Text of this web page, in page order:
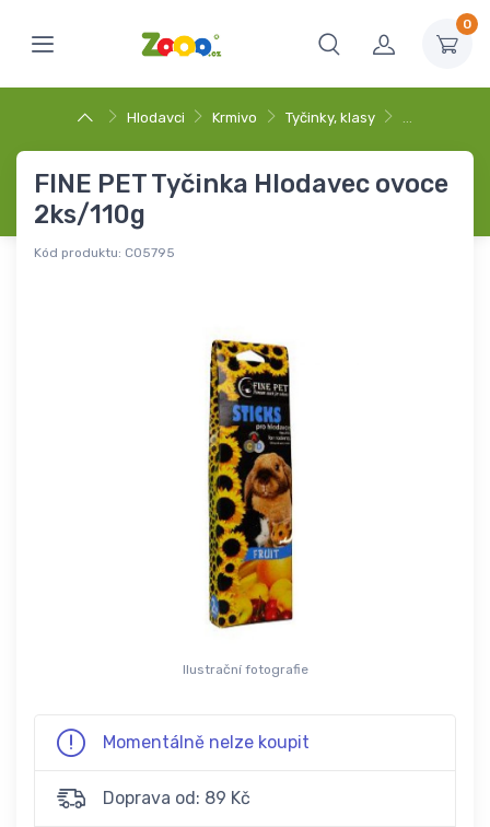
0
Hlodavci Krmivo Tyčinky, klasy …
FINE PET Tyčinka Hlodavec ovoce
2ks/110g
Kód produktu: C05795
Ilustrační fotografie
Momentálně nelze koupit
Doprava od: 89 Kč